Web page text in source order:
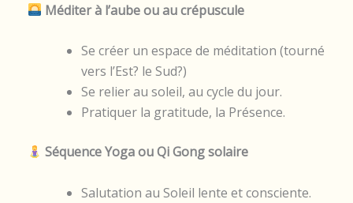
Méditer à l’aube ou au crépuscule
Se créer un espace de méditation (tourné
vers l’Est? le Sud?)
Se relier au soleil, au cycle du jour.
Pratiquer la gratitude, la Présence.
Séquence Yoga ou Qi Gong solaire
Salutation au Soleil lente et consciente.